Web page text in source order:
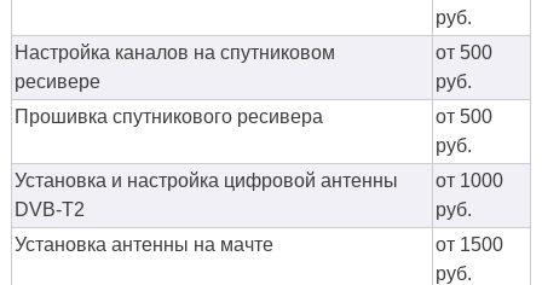
руб.
Настройка каналов на спутниковом
ресивере
от 500
руб.
Прошивка спутникового ресивера
от 500
руб.
Установка и настройка цифровой антенны
DVB-T2
от 1000
руб.
Установка антенны на мачте
от 1500
руб.